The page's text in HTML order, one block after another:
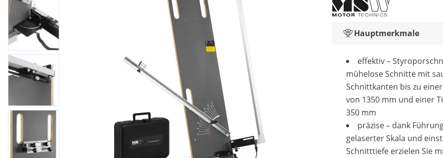
Hauptmerkmale
effektiv –
mühelose Schnitte mit
Schnittkanten bis zu
von 1350 mm und einer
350 mm
präzise – dank
gelaserter Skala und
Schnitttiefe erzielen Sie